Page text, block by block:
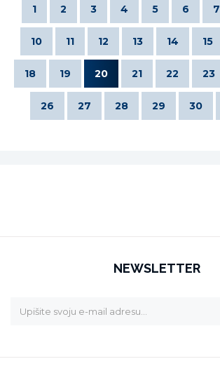
1 2 3 4 5 6 7
10 11 12 13 14 15
18 19 20 21 22 23
26 27 28 29 30
NEWSLETTER